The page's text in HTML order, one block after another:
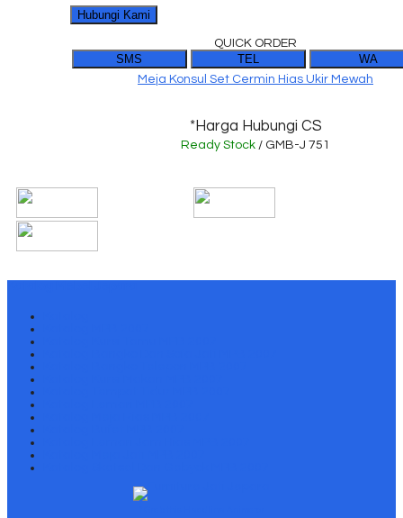
Hubungi Kami
QUICK ORDER
SMS TEL WA
Meja Konsul Set Cermin Hias Ukir Mewah
*Harga Hubungi CS
Ready Stock / GMB-J 751